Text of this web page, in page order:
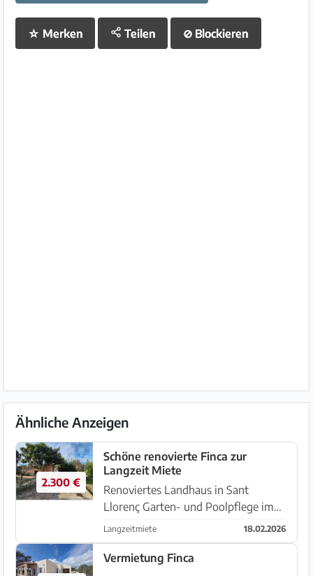
☆ Merken Teilen ⊘ Blockieren
Ähnliche Anzeigen
2.300 €
Schöne renovierte Finca zur
Langzeit Miete
Renoviertes Landhaus in Sant
Llorenç Garten- und Poolpflege im
Preis inbegriffen. Charmantes,
komplett renoviertes Landhaus in
ruhiger, naturnaher Lage in Sant
Langzeitmiete 18.02.2026
Vermietung Finca